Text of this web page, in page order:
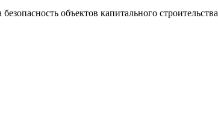
объектов капитального строительства